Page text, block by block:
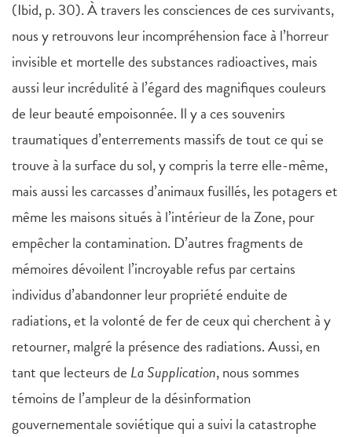
(Ibid, p. 30). À travers les consciences de ces survivants,
nous y retrouvons leur incompréhension face à l’horreur
invisible et mortelle des substances radioactives, mais
aussi leur incrédulité à l’égard des magnifiques couleurs
de leur beauté empoisonnée. Il y a ces souvenirs
traumatiques d’enterrements massifs de tout ce qui se
trouve à la surface du sol, y compris la terre elle-même,
mais aussi les carcasses d’animaux fusillés, les potagers et
même les maisons situés à l’intérieur de la Zone, pour
empêcher la contamination. D’autres fragments de
mémoires dévoilent l’incroyable refus par certains
individus d’abandonner leur propriété enduite de
radiations, et la volonté de fer de ceux qui cherchent à y
retourner, malgré la présence des radiations. Aussi, en
tant que lecteurs de La Supplication, nous sommes
témoins de l’ampleur de la désinformation
gouvernementale soviétique qui a suivi la catastrophe